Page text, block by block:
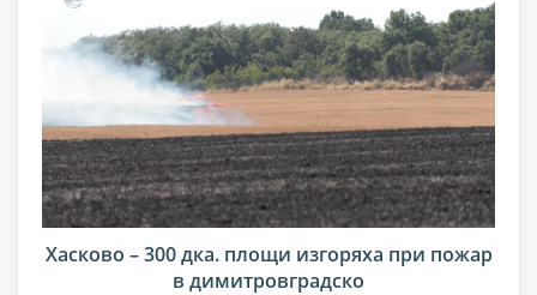
Хасково – 300 дка. площи изгоряха при пожар
в димитровградско